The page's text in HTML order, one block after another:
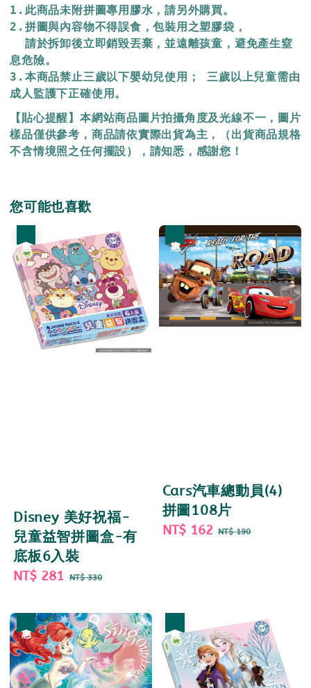
1.此商品未附拼圖專用膠水，請另外購買。
2.拼圖與內容物不得誤食，包裝用之塑膠袋，
  請於拆卸後立即銷毀丟棄，
並遠離孩童，避免產生窒
息危險。
3.本商品禁止三歲以下嬰幼兒使用； 三歲以上兒童需由
成人監護下正確使用。
【貼心提醒】本網站商品圖片拍攝角度及光線不一，圖片
樣品僅供參考，商品請依實際出貨為主，（出貨商品規格
不含情境照之任何擺設），請知悉，感謝您！
您可能也喜歡
Disney 美好祝福-
兒童益智拼圖盒-有
底板6入裝
Sale
NT$ 281 Regular
NT$ 330
Cars汽車總動員(4)
拼圖108片
Sale
NT$ 162 Regular
NT$ 190